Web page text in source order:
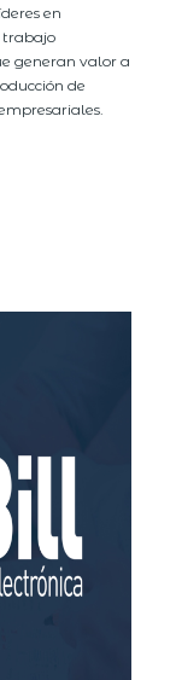
en
trabajo
generan valor a
de